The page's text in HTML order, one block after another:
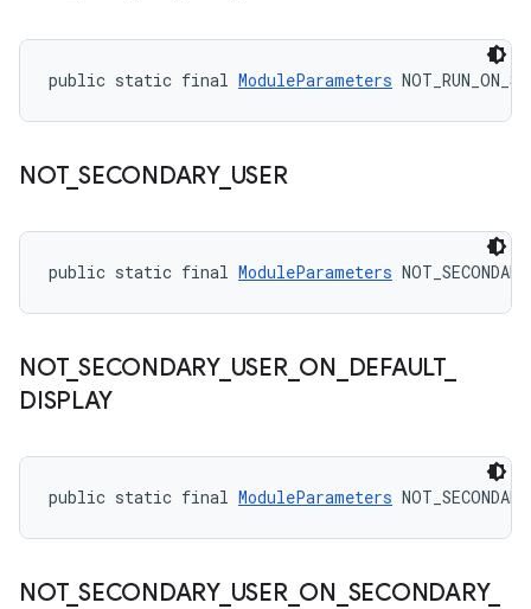
public static final ModuleParameters
NOT_ SECONDARY_ USER
public static final ModuleParameters
NOT_ SECONDARY_ USER_ ON DEFAULT_
DISPLAY
public static final ModuleParameters
NOT_ SECONDARY_ USER_ ON SECONDARY_